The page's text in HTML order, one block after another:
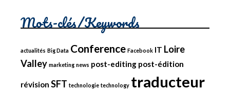
Mots-clés/Keywords
actualités Big Data Conference Facebook IT Loire
Valley marketing news post-editing post-édition
révision SFT technologie technology traducteur